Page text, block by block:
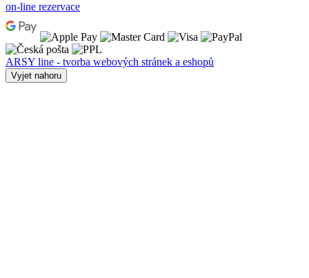
on-line rezervace
ARSY line - tvorba webových stránek a eshopů
Vyjet nahoru